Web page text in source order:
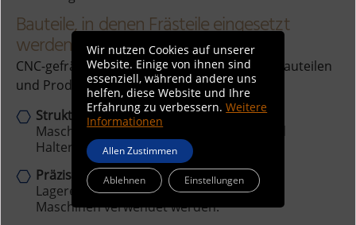
Bauteile, in denen Frästeile eingesetzt
werden
CNC-gefräste Teile finden in verschiedenen Bauteilen
und Produkten Anwendung:
Strukturkomponenten:Tragende Teile in
Maschinen und Anlagen, wie Rahmen und
Halterungen.
Präzisionsmechanik:Zahnräder, Wellen,
Lagereinheiten, die in unterschiedlichen
Maschinen verwendet werden.
Wir nutzen Cookies auf unserer
Website. Einige von ihnen sind
essenziell, während andere uns
helfen, diese Website und Ihre
Erfahrung zu verbessern.Weitere
Informationen
Allen Zustimmen
Ablehnen Einstellungen